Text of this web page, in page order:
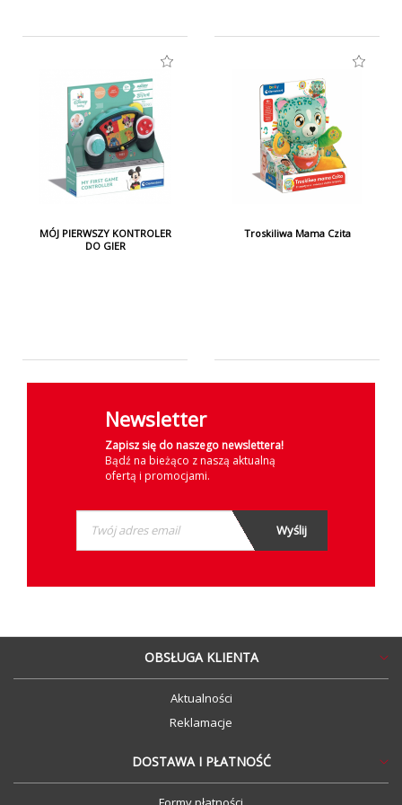
dzieci w wieku poniżej 3 lat. Użytkować wyłącznie pod
nadzorem osób dorosłych. Opakowanie nie jest
zabawką, dlatego zakazuje się udostępniać
opakowania dzieciom do zabawy.
MÓJ PIERWSZY KONTROLER
DO GIER
Troskiliwa Mama Czita
Newsletter
Zapisz się do naszego newslettera!
Bądź na bieżąco z naszą aktualną
ofertą i promocjami.
OBSŁUGA KLIENTA
Aktualności
Reklamacje
DOSTAWA I PŁATNOŚĆ